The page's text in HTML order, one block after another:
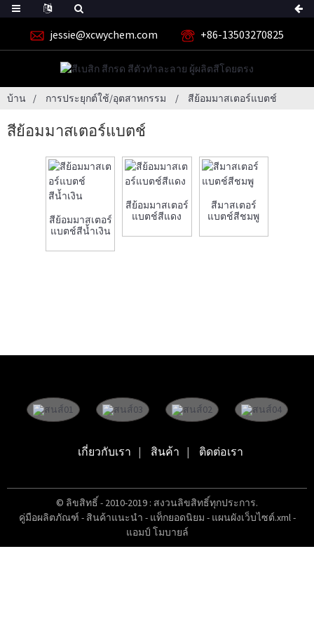
jessie@xcwychem.com +86-13503270825
บ้าน การประยุกต์ใช้/อุตสาหกรรม สีย้อมมาสเตอร์แบตช์
สีย้อมมาสเตอร์แบตช์
สีย้อมมาสเตอร์
แบตช์สีน้ำเงิน
สีย้อมมาสเตอร์
แบตช์สีแดง
สีมาสเตอร์
แบตช์สีชมพู
เกี่ยวกับเรา สินค้า ติดต่อเรา
© ลิขสิทธิ์ - 2010-2019 : สงวนลิขสิทธิ์ทุกประการ.
คู่มือผลิตภัณฑ์ - สินค้าแนะนำ - แท็กยอดนิยม - แผนผังเว็บไซต์.xml -
แอมป์ โมบายล์